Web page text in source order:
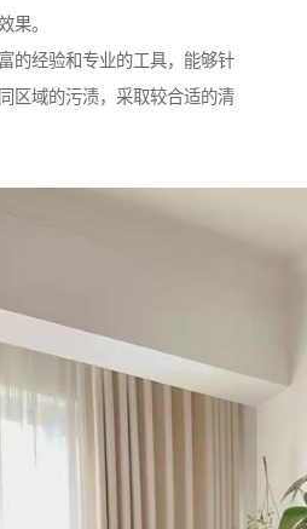
果。
的经验和专业的工具，能够针
区域的污渍，采取较合适的清